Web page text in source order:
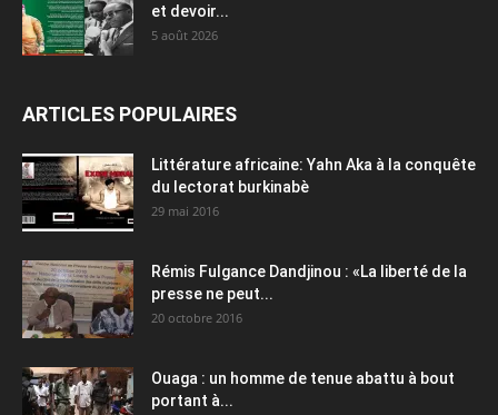
et devoir...
5 août 2026
ARTICLES POPULAIRES
Littérature africaine: Yahn Aka à la conquête
du lectorat burkinabè
29 mai 2016
Rémis Fulgance Dandjinou : «La liberté de la
presse ne peut...
20 octobre 2016
Ouaga : un homme de tenue abattu à bout
portant à...